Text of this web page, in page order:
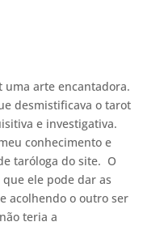
uma arte encantadora.
desmistificava o tarot
e investigativa.
conhecimento e
taróloga do site. O
ele pode dar as
acolhendo o outro ser
teria a